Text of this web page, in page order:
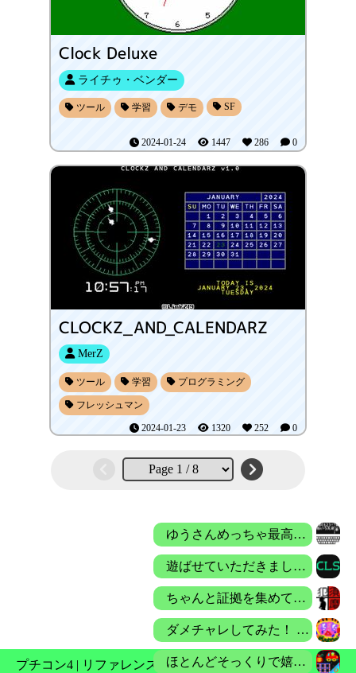
Clock Deluxe
ライチゥ・ベンダー
ツール 学習 デモ SF
2024-01-24 1447 286 0
CLOCKZ_AND_CALENDARZ
MerZ
ツール 学習 プログラミング
フレッシュマン
2024-01-23 1320 252 0
ほとんどそっくりで嬉しい！ ただ、音楽をOFFにする機能が欲しいかな・・￥
ダメチャレしてみた！ ・ダンジョン2ボス撃破 ・スキル1 魔法攻撃UP ・ふみこむ 武器攻撃力1110(最強プラズマガトリング) …スレイヤ 119880〜159840
ちゃんと証拠を集めてやっとクリアできました キャロルちゃんに幸あれ
遊ばせていただきました。 とてもコンソール画面の動作を再現していて、とても楽しめました！
ゆうさんめっちゃ最高！！
プチコン4 | リファレンス Nintendo Store